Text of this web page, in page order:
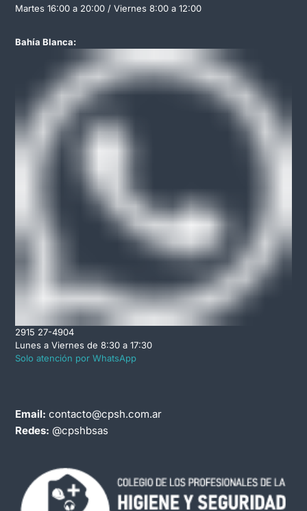
Martes 16:00 a 20:00 / Viernes 8:00 a 12:00
Bahía Blanca:
2915 27-4904
Lunes a Viernes de 8:30 a 17:30
Solo atención por WhatsApp
Email: contacto@cpsh.com.ar
Redes: @cpshbsas